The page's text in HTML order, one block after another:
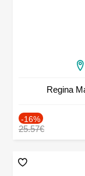
Regina
-16%
25.57€